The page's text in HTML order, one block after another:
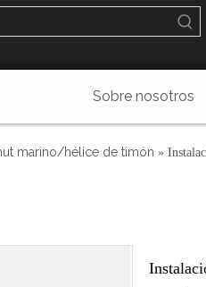
Sobre nosotros
frecuentes Contáctenos
marino/hélice de timón »